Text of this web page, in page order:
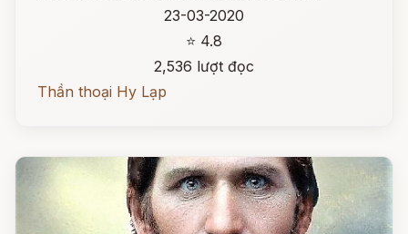
23-03-2020
⭐ 4.8
2,536 lượt đọc
Thần thoại Hy Lạp